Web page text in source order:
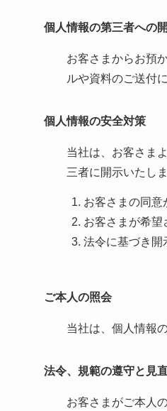
個人情報の第三者への
お客さまからお預
ルや資料のご送付
個人情報の安全対策
当社は、お客さま
三者に開示いたしま
お客さまの同意
お客さまが希望
法令に基づき開
ご本人の照会
当社は、個人情報
法令、規範の遵守と見
お客さまがご本人